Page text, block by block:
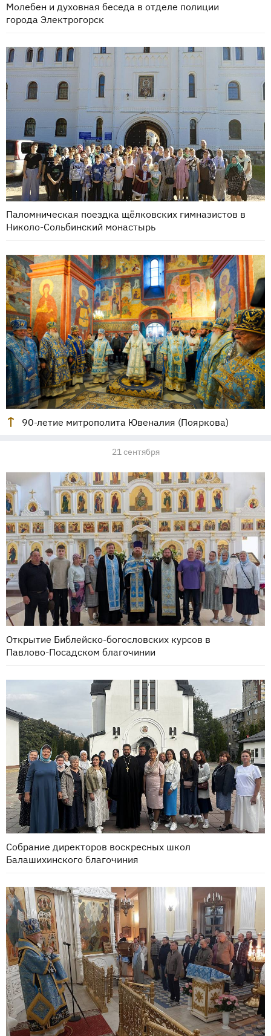
Молебен и духовная беседа в отделе полиции
города Электрогорск
Паломническая поездка щёлковских гимназистов в
Николо-Сольбинский монастырь
90-летие митрополита Ювеналия (Пояркова)
21 сентября
Открытие Библейско-богословских курсов в
Павлово-Посадском благочинии
Собрание директоров воскресных школ
Балашихинского благочиния